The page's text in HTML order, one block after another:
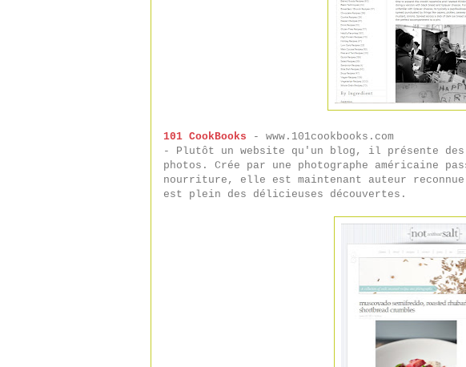
101 CookBooks - www.101cookbooks.com
- Plutôt un website qu'un blog, il présente
photos. Crée par une photographe américaine
nourriture, elle est maintenant auteur
est plein des délicieuses découvertes.